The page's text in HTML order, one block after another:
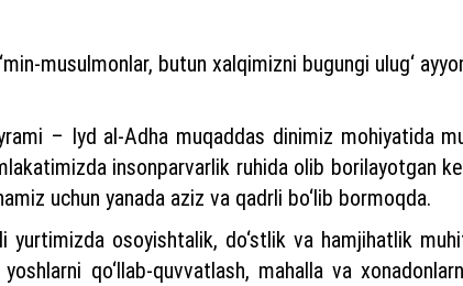
musulmonlar, butun xalqimizni bugungi ulug‘
– Iyd al-Adha muqaddas dinimiz mohiyatida
insonparvarlik ruhida olib borilayotgan
uchun yanada aziz va qadrli bo‘lib bormoqda.
yurtimizda osoyishtalik, do‘stlik va hamjihatlik
qo‘llab-quvvatlash, mahalla va